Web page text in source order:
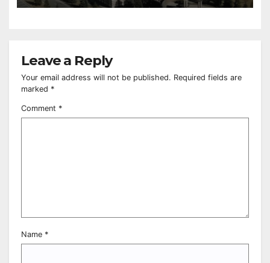
Leave a Reply
Your email address will not be published. Required fields are
marked *
Comment *
Name *